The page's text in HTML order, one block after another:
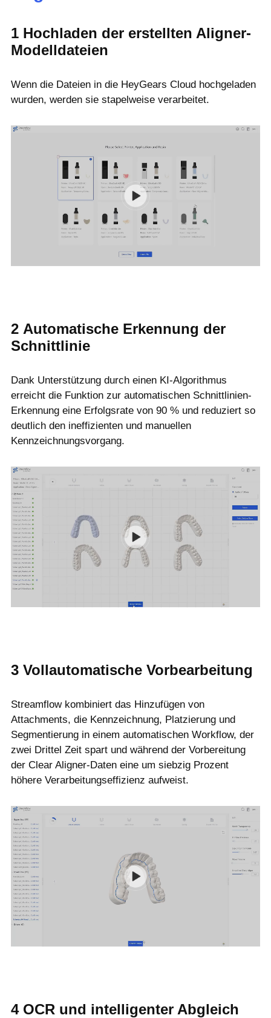
1 Hochladen der erstellten Aligner-
Modelldateien
Wenn die Dateien in die HeyGears Cloud hochgeladen
wurden, werden sie stapelweise verarbeitet.
2 Automatische Erkennung der
Schnittlinie
Dank Unterstützung durch einen KI-Algorithmus
erreicht die Funktion zur automatischen Schnittlinien-
Erkennung eine Erfolgsrate von 90 % und reduziert so
deutlich den ineffizienten und manuellen
Kennzeichnungsvorgang.
3 Vollautomatische Vorbearbeitung
Streamflow kombiniert das Hinzufügen von
Attachments, die Kennzeichnung, Platzierung und
Segmentierung in einem automatischen Workflow, der
zwei Drittel Zeit spart und während der Vorbereitung
der Clear Aligner-Daten eine um siebzig Prozent
höhere Verarbeitungseffizienz aufweist.
4 OCR und intelligenter Abgleich